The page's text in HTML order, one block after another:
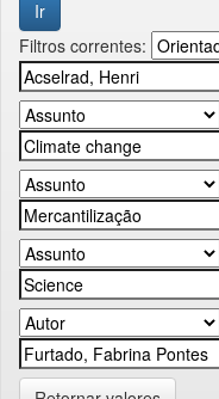
Filtros correntes: